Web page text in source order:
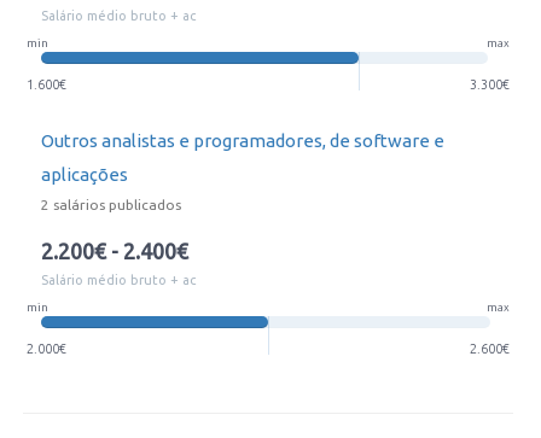
Salário médio bruto + ac
min max
1.600€ 3.300€
Outros analistas e programadores, de software e
aplicações
2 salários publicados
2.200€ - 2.400€
Salário médio bruto + ac
min max
2.000€ 2.600€